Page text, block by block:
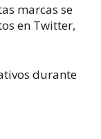
marcas se
en Twitter,
durante